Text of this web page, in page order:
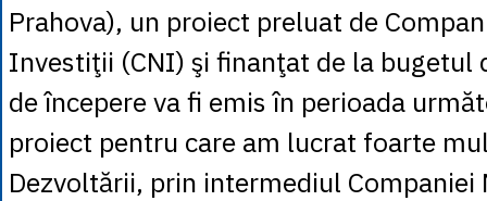
Prahova), un proiect preluat de
Investiţii (CNI) şi finanţat de la bugetul
de începere va fi emis în perioada
proiect pentru care am lucrat foarte
Dezvoltării, prin intermediul Companiei